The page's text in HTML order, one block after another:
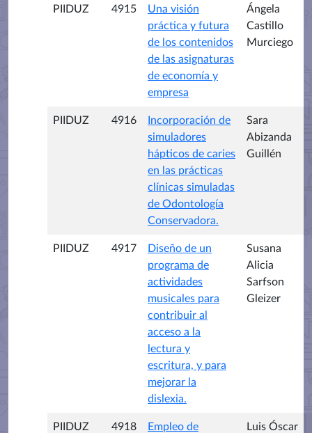
PIIDUZ 4915
Una visión
práctica y futura
de los contenidos
de las asignaturas
de economía y
empresa
Ángela
Castillo
Murciego
PIIDUZ 4916
Incorporación de
simuladores
hápticos de caries
en las prácticas
clínicas simuladas
de Odontología
Conservadora.
Sara
Abizanda
Guillén
PIIDUZ 4917
Diseño de un
programa de
actividades
musicales para
contribuir al
acceso a la
lectura y
escritura, y para
mejorar la
dislexia.
Susana
Alicia
Sarfson
Gleizer
PIIDUZ 4918
Empleo de
Luis Óscar